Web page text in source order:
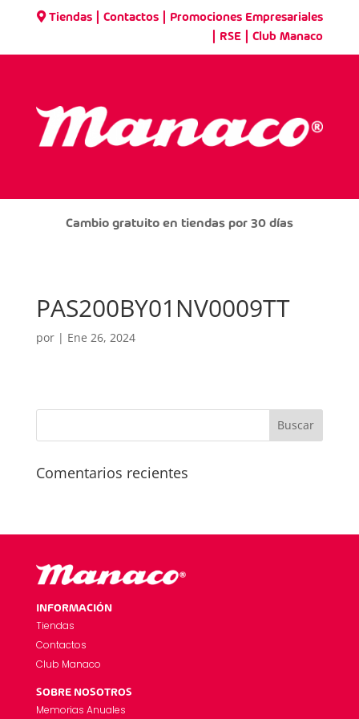
Tiendas |Contactos Promociones Empresariales
RSE |Club Manaco
Cambio gratuito en tiendas por 30 días
PAS200BY01NV0009TT
por | Ene 26, 2024
Comentarios recientes
INFORMACIÓN
Tiendas
Contactos
Club Manaco
SOBRE NOSOTROS
Memorias Anuales